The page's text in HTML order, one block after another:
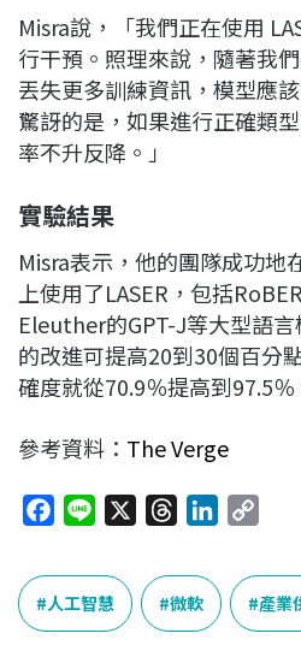
Misra說，「我們正在使用
行干預。照理來說，隨著我
丟失更多訓練資訊，模型應
驚訝的是，如果進行正確類
率不升反降。」
實驗結果
Misra表示，他的團隊成功地
上使用了LASER，包括
Eleuther的GPT-J等大型語
的改進可提高20到30個百分
確度就從70.9％提高到97.5％
參考資料： The Verge
c
e
b
n
e
r
e
a
k
p
y
L
人工智慧 微軟 產業